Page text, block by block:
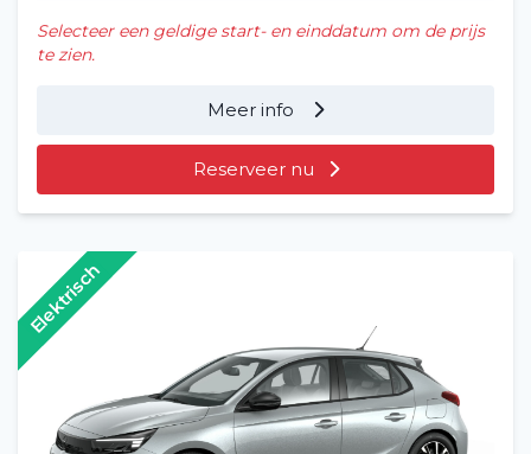
Selecteer een geldige start- en einddatum om de prijs
te zien.
Meer info
Reserveer nu
Elektrisch